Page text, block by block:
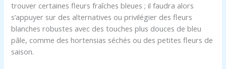
trouver certaines fleurs fraîches bleues ; il faudra alors
s’appuyer sur des alternatives ou privilégier des fleurs
blanches robustes avec des touches plus douces de bleu
pâle, comme des hortensias séchés ou des petites fleurs de
saison.